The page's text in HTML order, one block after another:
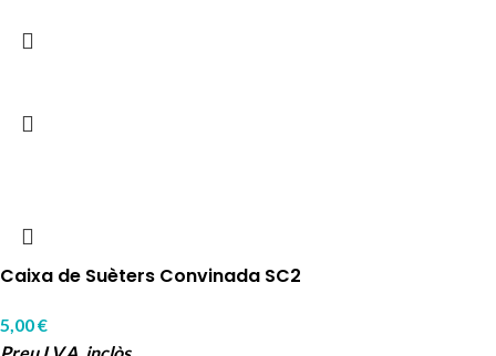
Caixa de Suèters Convinada SC2
5,00€